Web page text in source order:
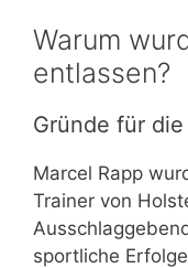
Warum
entlassen?
Gründe für
Marcel Rapp
Trainer von
sportliche